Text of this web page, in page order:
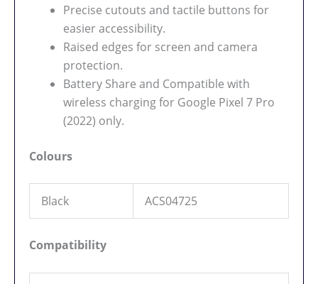
Precise cutouts and tactile buttons for
easier accessibility.
Raised edges for screen and camera
protection.
Battery Share and Compatible with
wireless charging for Google Pixel 7 Pro
(2022) only.
Colours
Black ACS04725
Compatibility